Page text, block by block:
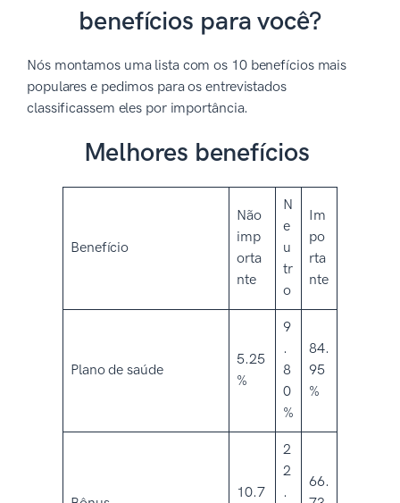
benefícios para você?
Nós montamos uma lista com os 10 benefícios mais
populares e pedimos para os entrevistados
classificassem eles por importância.
Melhores benefícios
Benefício
Não
imp
orta
nte
N
e
u
tr
o
Im
po
rta
nte
Plano de saúde
5.25
%
9
.
8
0
%
84.
95
%
10.7
2
2
.
66.